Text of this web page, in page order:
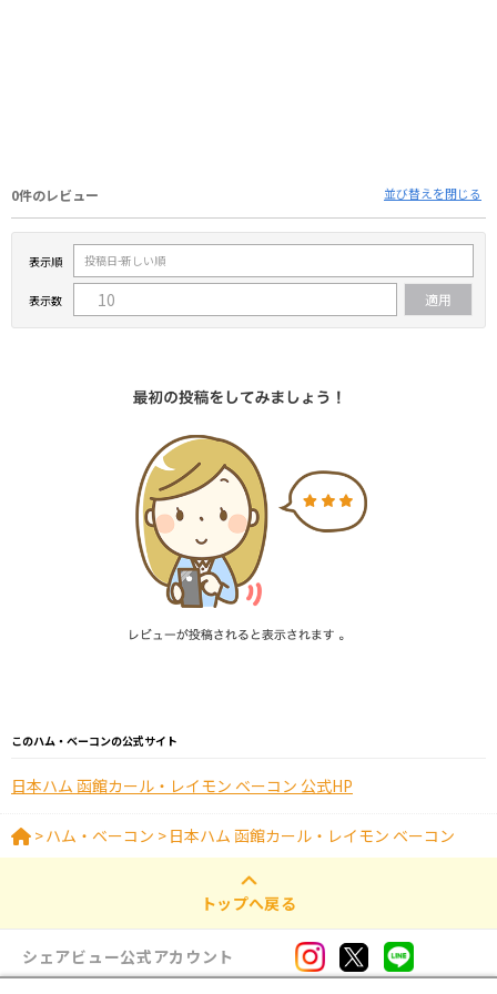
0件のレビュー 並び替えを閉じる
表示順
表示数
このハム・ベーコンの公式サイト
日本ハム 函館カール・レイモン ベーコン 公式HP
>ハム・ベーコン > 日本ハム 函館カール・レイモン ベーコン
トップへ戻る
シェアビュー公式アカウント